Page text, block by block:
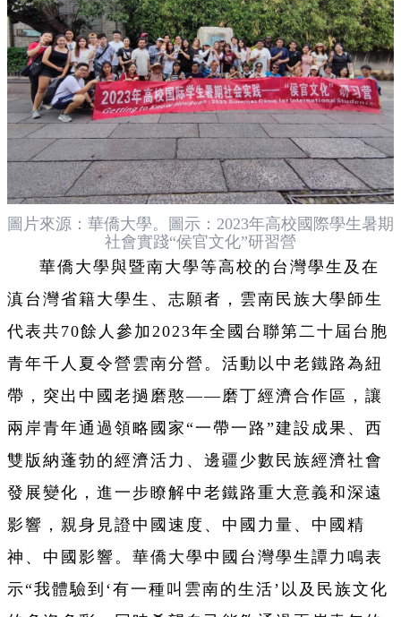
圖片來源：華僑大學。圖示：2023年高校國際學生暑期
社會實踐“侯官文化”研習營
華僑大學與暨南大學等高校的台灣學生及在
滇台灣省籍大學生、志願者，雲南民族大學師生
代表共70餘人參加2023年全國台聯第二十屆台胞
青年千人夏令營雲南分營。活動以中老鐵路為紐
帶，突出中國老撾磨憨——磨丁經濟合作區，讓
兩岸青年通過領略國家“一帶一路”建設成果、西
雙版納蓬勃的經濟活力、邊疆少數民族經濟社會
發展變化，進一步瞭解中老鐵路重大意義和深遠
影響，親身見證中國速度、中國力量、中國精
神、中國影響。華僑大學中國台灣學生譚力鳴表
示“我體驗到‘有一種叫雲南的生活’以及民族文化